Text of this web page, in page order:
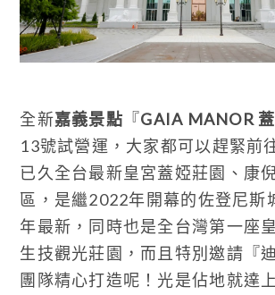
全新嘉義景點 『GAIA MANOR
13號試營運，大家都可以趕緊前
已久全台最新皇宮蓋婭莊園、康
區，是繼2022年開幕的佐登尼斯
年最新，同時也是全台灣第一座
生技觀光莊園，而且特別邀請『
團隊精心打造呢！光是佔地就達